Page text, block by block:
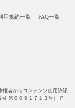
用規約一覧
FAQ一覧
権者からコンテンツ使用許諾
号 第６０９１７１３号）で